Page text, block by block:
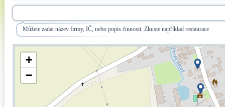
Můžete zadat název firmy, IČ, nebo popis činnosti. Zkuste například restaurace
+
−